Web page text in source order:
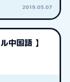
2019.05.07
中国語 】